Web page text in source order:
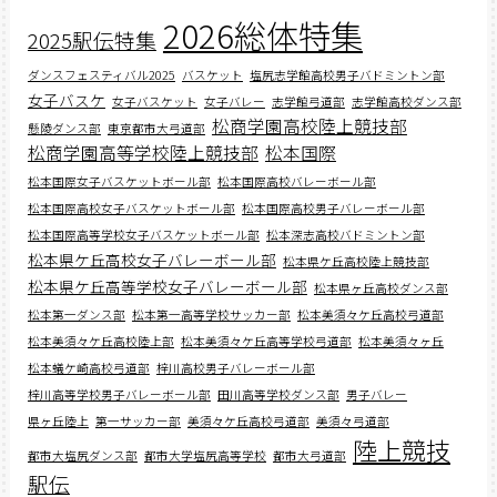
2025駅伝特集 2026総体特集
ダンスフェスティバル2025 バスケット 塩尻志学館高校男子バドミントン部
女子バスケ 女子バスケット 女子バレー 志学館弓道部 志学館高校ダンス部
懸陵ダンス部 東京都市大弓道部 松商学園高校陸上競技部
松商学園高等学校陸上競技部 松本国際
松本国際女子バスケットボール部 松本国際高校バレーボール部
松本国際高校女子バスケットボール部 松本国際高校男子バレーボール部
松本国際高等学校女子バスケットボール部 松本深志高校バドミントン部
松本県ケ丘高校女子バレーボール部 松本県ケ丘高校陸上競技部
松本県ケ丘高等学校女子バレーボール部 松本県ヶ丘高校ダンス部
松本第一ダンス部 松本第一高等学校サッカー部 松本美須々ケ丘高校弓道部
松本美須々ケ丘高校陸上部 松本美須々ケ丘高等学校弓道部 松本美須々ヶ丘
松本蟻ケ崎高校弓道部 梓川高校男子バレーボール部
梓川高等学校男子バレーボール部 田川高等学校ダンス部 男子バレー
県ヶ丘陸上 第一サッカー部 美須々ケ丘高校弓道部 美須々弓道部
都市大塩尻ダンス部 都市大学塩尻高等学校 都市大弓道部 陸上競技
駅伝